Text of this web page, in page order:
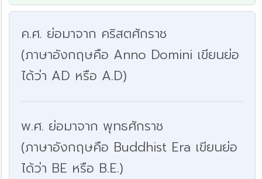
ค.ศ. ย่อมาจาก คริสตศักราช
(ภาษาอังกฤษคือ Anno Domini เขียนย่อ
ได้ว่า AD หรือ A.D)
พ.ศ. ย่อมาจาก พุทธศักราช
(ภาษาอังกฤษคือ Buddhist Era เขียนย่อ
ได้ว่า BE หรือ B.E.)